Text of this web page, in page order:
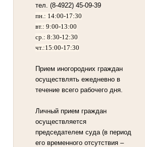
тел. (8-4922) 45-09-39
пн.: 14:00-17:30
вт.: 9:00-13:00
ср.: 8:30-12:30
чт.:15:00-17:30
Прием иногородних граждан
осуществлять ежедневно в
течение всего рабочего дня.
Личный прием граждан
осуществляется
председателем суда (в период
его временного отсутствия –